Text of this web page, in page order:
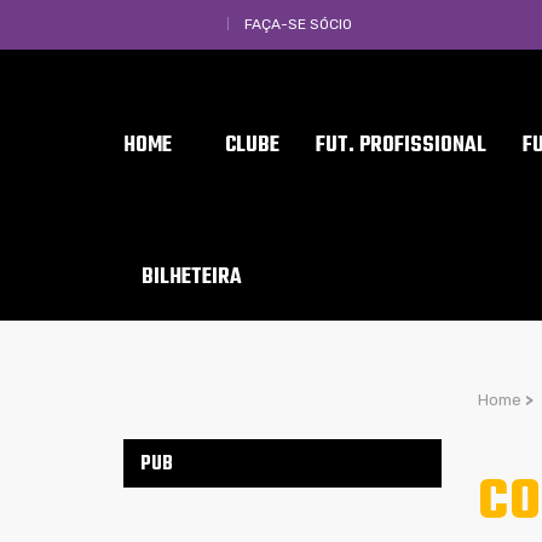
FAÇA-SE SÓCIO
HOME CLUBE FUT. PROFISSIONAL
BILHETEIRA
Home >
PUB